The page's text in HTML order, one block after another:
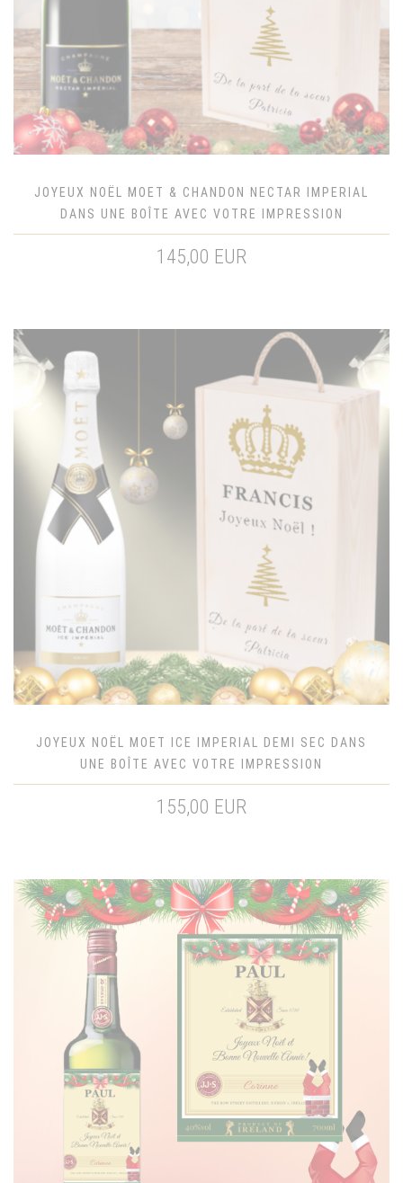
JOYEUX NOËL MOET & CHANDON NECTAR IMPERIAL
DANS UNE BOÎTE AVEC VOTRE IMPRESSION
145,00 EUR
JOYEUX NOËL MOET ICE IMPERIAL DEMI SEC DANS
UNE BOÎTE AVEC VOTRE IMPRESSION
155,00 EUR